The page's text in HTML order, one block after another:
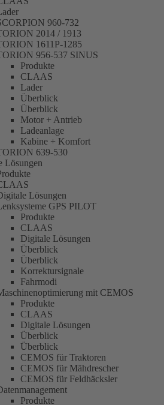
960-732
2014 / 1913
1611P-1285
956-537 SINUS
Produkte
CLAAS
Lader
Überblick
Überblick
Motor + Antrieb
Ladeanlage
Kabine + Komfort
639-530
Lösungen
Lösungen
GPS PILOT
Produkte
CLAAS
Digitale Lösungen
Überblick
Überblick
Korrektursignale
Fahrmodi
mit CEMOS
Produkte
CLAAS
Digitale Lösungen
Überblick
Überblick
CEMOS für Traktoren
CEMOS für Mähdrescher
CEMOS für Feldhäcksler
Produkte